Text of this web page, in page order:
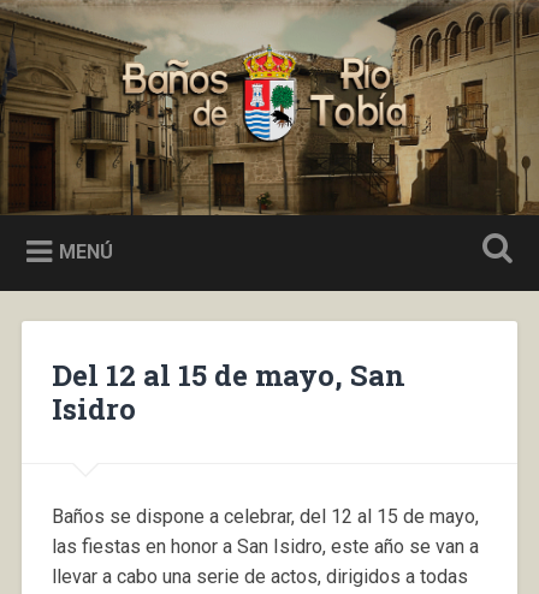
Saltar
al
contenido
Buscar
Baños de Río Tobía
MENÚ
Del 12 al 15 de mayo, San
Isidro
Baños se dispone a celebrar, del 12 al 15 de mayo,
las fiestas en honor a San Isidro, este año se van a
llevar a cabo una serie de actos, dirigidos a todas